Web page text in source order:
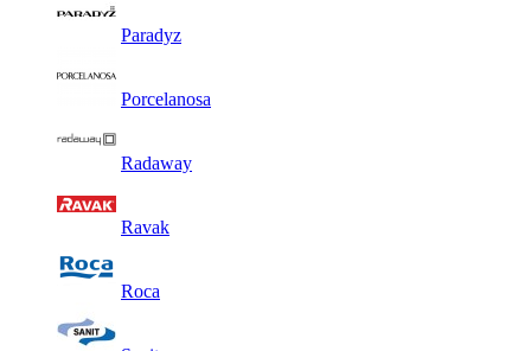
Paradyz
Porcelanosa
Radaway
Ravak
Roca